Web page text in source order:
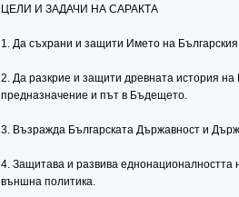
ЦЕЛИ И ЗАДАЧИ НА САРАКТА
1. Да съхрани и защити Името на
2. Да разкрие и защити древната история на
предназначение и път в Бъдещето.
3. Възражда Българската Държавност и
4. Защитава и развива
външна политика.